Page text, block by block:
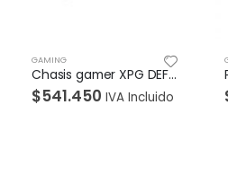
GAMING
PALANCA Logitech Gaming Para Cambio De Velocidades USB Para Timón G29 y G920 Compatible Play/XBOX/PC Garantía 2Años-NEGRO
$222.530 IVA Incluido